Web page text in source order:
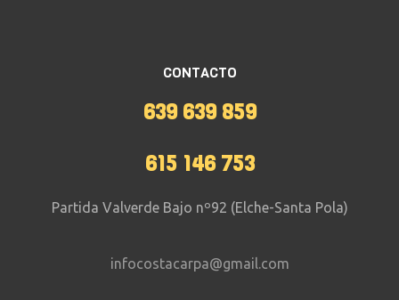
CONTACTO
639 639 859
615 146 753
Partida Valverde Bajo nº92 (Elche-Santa Pola)
infocostacarpa@gmail.com